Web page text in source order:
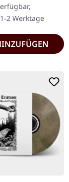
Vinyl mit
und…
2 Werktage